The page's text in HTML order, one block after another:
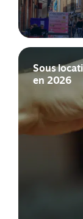
Sous
en 2026